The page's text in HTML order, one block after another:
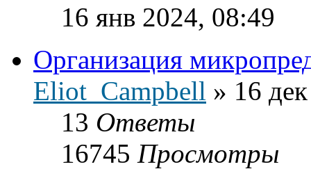
16 янв 2024, 08:49
Организация
Eliot_Campbell » 16
13 Ответы
16745 Просмотры